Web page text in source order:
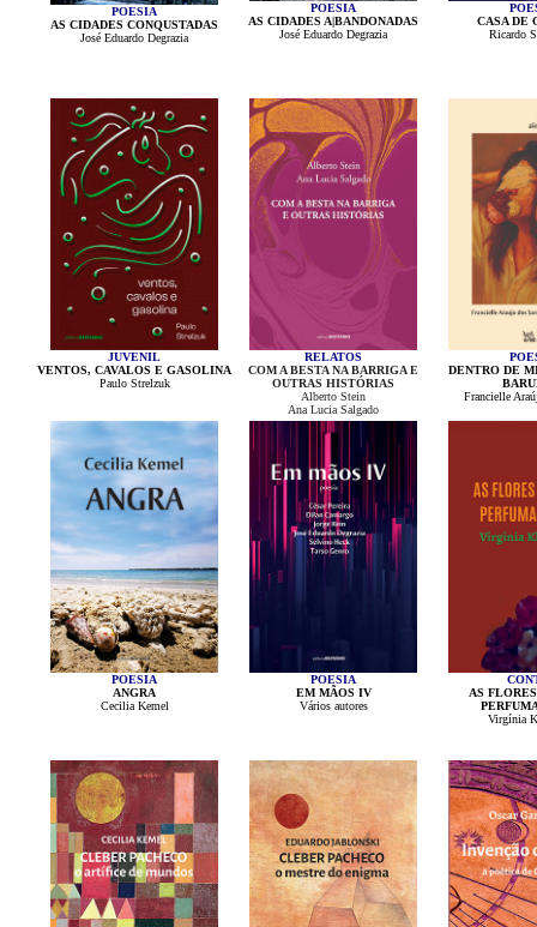
POESIA
AS CIDADES CONQUSTADAS
José Eduardo Degrazia
POESIA
AS CIDADES A|BANDONADAS
José Eduardo Degrazia
CASA DE
Ricardo
JUVENIL
VENTOS, CAVALOS E GASOLINA
Paulo Strelzuk
RELATOS
COM A BESTA NA BARRIGA E
OUTRAS HISTÓRIAS
Alberto Stein
Ana Lucia Salgado
DENTRO DE
Francielle
POESIA
ANGRA
Cecilia Kemel
POESIA
EM MÃOS IV
Vários autores
AS
Virgínia